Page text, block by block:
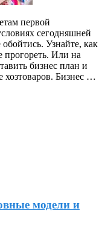
первой
сегодняшней
Узнайте, как
прогореть. Или на
бизнес план и
хозтоваров. Бизнес …
модели и